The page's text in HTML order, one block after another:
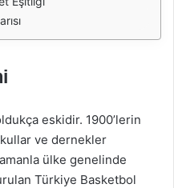
eskidir. 1900’lerin
ve dernekler
ülke genelinde
Türkiye Basketbol